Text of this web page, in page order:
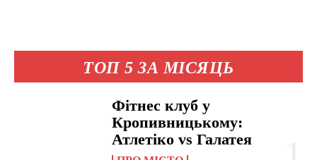
ТОП 5 ЗА МІСЯЦЬ
Фітнес клуб у
Кропивницькому:
Атлетіко vs Галатея